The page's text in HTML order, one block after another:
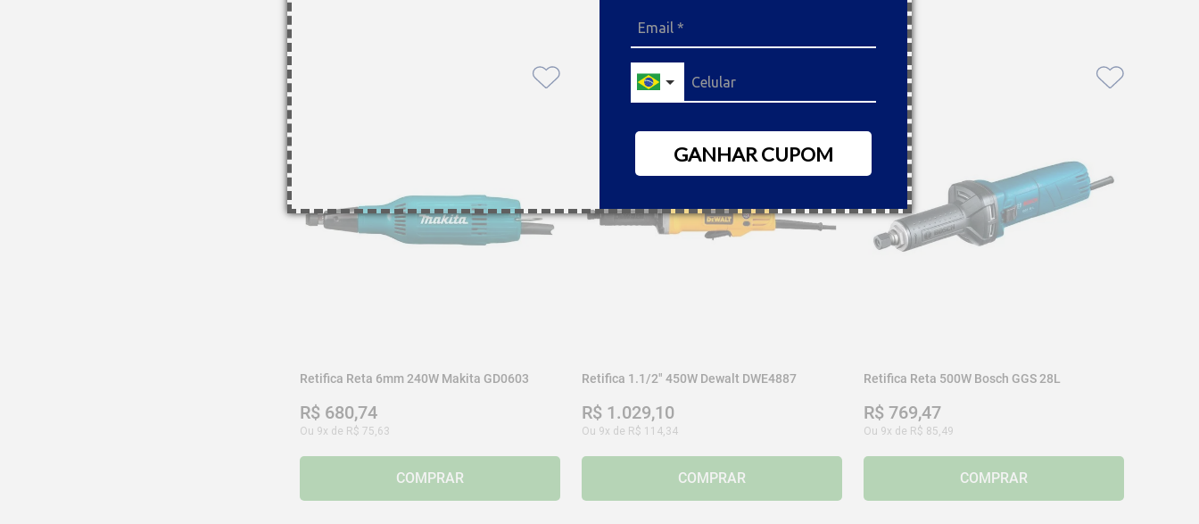
GANHAR CUPOM
Retifica Reta 6mm 240W Makita GD0603
R$ 680,74
Ou 9x de R$ 75,63
COMPRAR
Retifica 1.1/2" 450W Dewalt DWE4887
R$ 1.029,10
Ou 9x de R$ 114,34
COMPRAR
Retifica Reta 500W Bosch GGS 28L
R$ 769,47
Ou 9x de R$ 85,49
COMPRAR